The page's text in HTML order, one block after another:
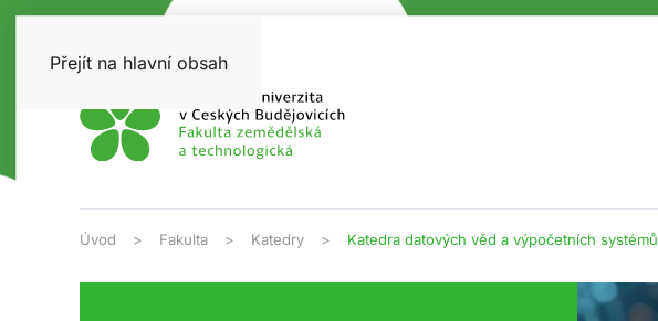
Přejít na hlavní obsah
Úvod Fakulta Katedry Katedra datových věd a výpočetních systémů